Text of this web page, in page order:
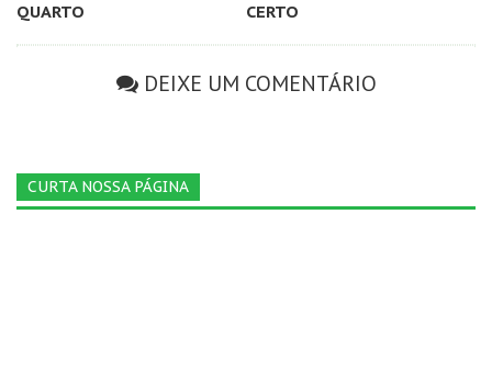
QUARTO
CERTO
DEIXE UM COMENTÁRIO
CURTA NOSSA PÁGINA